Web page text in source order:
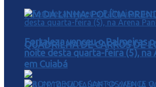
FIM DA LINHA: POLÍCIA
QUADRILHA DE CARROS DE
Fortaleza venceu o Palmeiras
noite desta quarta-feira (5), na
em Cuiabá